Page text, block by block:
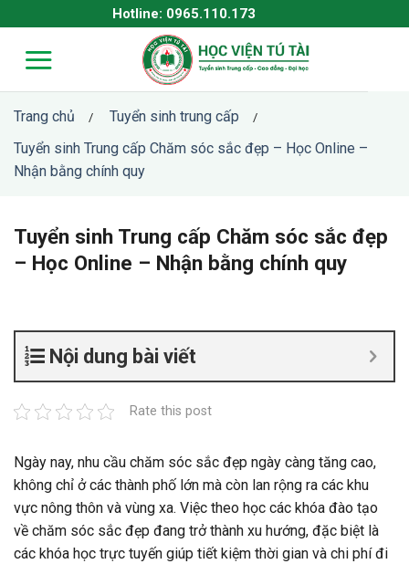
to
content
Hotline: 0965.110.173
Trang chủ / Tuyển sinh trung cấp /
Tuyển sinh Trung cấp Chăm sóc sắc đẹp – Học Online –
Nhận bằng chính quy
Tuyển sinh Trung cấp Chăm sóc sắc đẹp
– Học Online – Nhận bằng chính quy
Nội dung bài viết
Rate this post
Ngày nay, nhu cầu chăm sóc sắc đẹp ngày càng tăng cao,
không chỉ ở các thành phố lớn mà còn lan rộng ra các khu
vực nông thôn và vùng xa. Việc theo học các khóa đào tạo
về chăm sóc sắc đẹp đang trở thành xu hướng, đặc biệt là
các khóa học trực tuyến giúp tiết kiệm thời gian và chi phí đi